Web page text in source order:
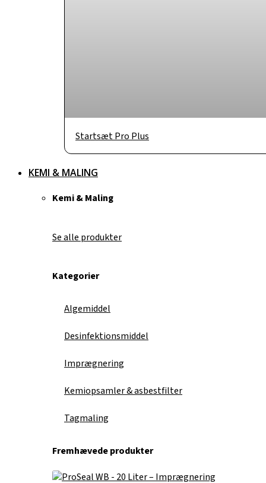
Startsæt Pro Plus
KEMI & MALING
Kemi & Maling
Se alle produkter
Kategorier
Algemiddel
Desinfektionsmiddel
Imprægnering
Kemiopsamler & asbestfilter
Tagmaling
Fremhævede produkter